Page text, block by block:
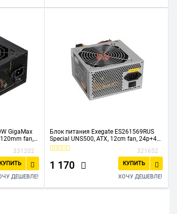
GigaMax
120mm fan,
331202
КУПИТЬ
ДЕШЕВЛЕ!
Блок питания Exegate ES261569RUS
Special UNS500, ATX, 12cm fan, 24p+4p,
6/8p PCI-E, 3xSATA, 2xIDE, FDD
321652
1 170
КУПИТЬ
ХОЧУ ДЕШЕВЛЕ!